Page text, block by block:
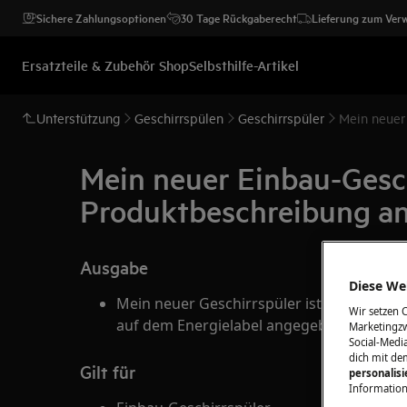
Sichere Zahlungsoptionen 30 Tage Rückgaberecht Lieferung zum
Ersatzteile & Zubehör ShopSelbsthilfe-Artikel
Unterstützung Geschirrspülen Geschirrspüler Mein
Mein neuer Einbau-
Produktbeschreibung
Ausgabe
Mein neuer Geschirrspüler ist viel lauter
auf dem Energielabel angegeben.
Gilt für
Diese
Wir setzen
Social-
dich mit